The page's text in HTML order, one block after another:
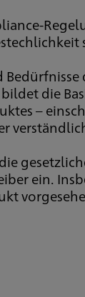
die
–
ein.